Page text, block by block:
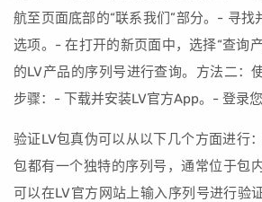
航至页面底部的“联系我们”部分。- 寻找
选项。- 在打开的新页面中，选择“查询
的LV产品的序列号进行查询。方法二：
步骤：- 下载并安装LV官方App。- 登录您
验证LV包真伪可以从以下几个方面进行
包都有一个独特的序列号，通常位于包
可以在LV官方网站上输入序列号进行验